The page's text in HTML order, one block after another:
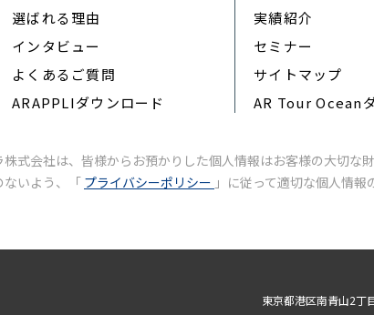
選ばれる理由
インタビュー
よくあるご質問
ARAPPLIダウンロード
実績紹介
セミナー
サイトマップ
AR Tour Ocean
株式会社は、皆様からお預かりした個人情報はお客様の大切な
ないよう、「 プライバシーポリシー 」に従って適切な個人情報
東京都港区南青山2丁